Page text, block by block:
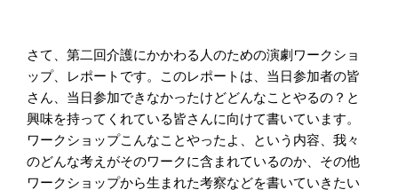
さて、第二回介護にかかわる人のための演劇ワークショ
ップ、レポートです。このレポートは、当日参加者の皆
さん、当日参加できなかったけどどんなことやるの？と
興味を持ってくれている皆さんに向けて書いています。
ワークショップこんなことやったよ、という内容、我々
のどんな考えがそのワークに含まれているのか、その他
ワークショップから生まれた考察などを書いていきたい